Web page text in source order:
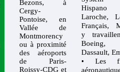
Bezons, à
Cergy-
Pontoise, en
Vallée de
Montmorency
ou à proximité
des aéroports
de Paris-
Roissy-CDG et
Hispano
Laroche,
Français,
y
Boeing,
Dassault,
• Les